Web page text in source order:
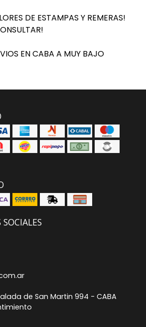
DE ESTAMPAS Y REMERAS!
EN CABA A MUY BAJO
SOCIALES
de San Martin 994 - CABA